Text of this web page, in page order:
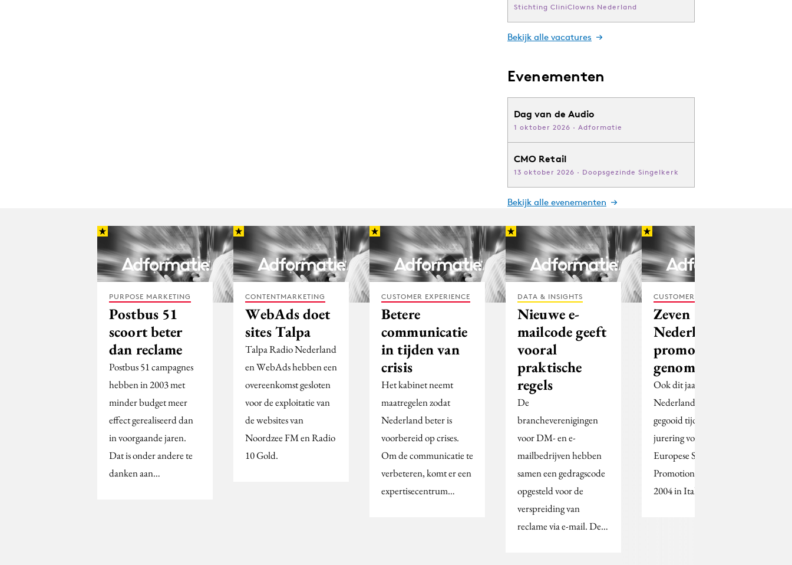
Stichting CliniClowns Nederland
Bekijk alle vacatures
Evenementen
Dag van de Audio
1 oktober 2026 · Adformatie
CMO Retail
13 oktober 2026 · Doopsgezinde Singelkerk
Bekijk alle evenementen
PURPOSE MARKETING
Postbus 51
scoort beter
dan reclame
Postbus 51 campagnes
hebben in 2003 met
minder budget meer
effect gerealiseerd dan
in voorgaande jaren.
Dat is onder andere te
danken aan…
CONTENTMARKETING
WebAds doet
sites Talpa
Talpa Radio Nederland
en WebAds hebben een
overeenkomst gesloten
voor de exploitatie van
de websites van
Noordzee FM en Radio
10 Gold.
CUSTOMER EXPERIENCE
Betere
communicatie
in tijden van
crisis
Het kabinet neemt
maatregelen zodat
Nederland beter is
voorbereid op crises.
Om de communicatie te
verbeteren, komt er een
expertisecentrum…
DATA & INSIGHTS
Nieuwe e-
mailcode geeft
vooral
praktische
regels
De
brancheverenigingen
voor DM- en e-
mailbedrijven hebben
samen een gedragscode
opgesteld voor de
verspreiding van
reclame via e-mail. De…
CUSTOMER EXPERIENCE
Zeven
Nederlandse
promoties
genomineerd
Ook dit jaar heeft
Nederland hoge ogen
gegooid tijdens de
jurering voor de
Europese Sales
Promotion Awards
2004 in Italië. Met 7…